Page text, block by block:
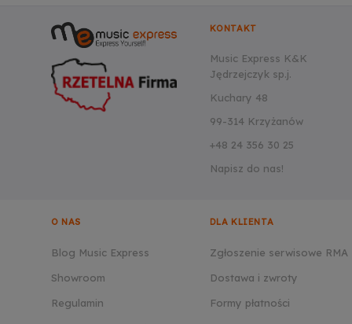
KONTAKT
Music Express K&K
Jędrzejczyk sp.j.
Kuchary 48
99-314 Krzyżanów
+48 24 356 30 25
Napisz do nas!
O NAS
Blog Music Express
Showroom
Regulamin
DLA KLIENTA
Zgłoszenie serwisowe RMA
Dostawa i zwroty
Formy płatności